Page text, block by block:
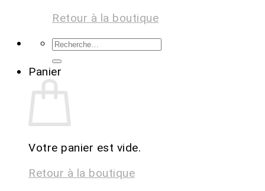
Retour à la boutique
Panier
Votre panier est vide.
Retour à la boutique